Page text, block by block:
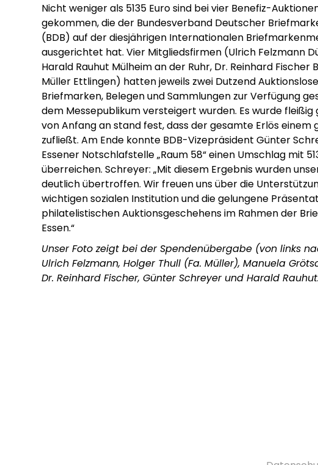
Nicht weniger als 5135 Euro sind bei vier Benefiz-
gekommen, die der Bundesverband Deutscher
(BDB) auf der diesjährigen Internationalen
ausgerichtet hat. Vier Mitgliedsfirmen (Ulrich Felzmann
Harald Rauhut Mülheim an der Ruhr, Dr. Reinhard Fischer
Müller Ettlingen) hatten jeweils zwei Dutzend
Briefmarken, Belegen und Sammlungen zur Verfügung
dem Messepublikum versteigert wurden. Es wurde fleißig
von Anfang an stand fest, dass der gesamte Erlös einem
zufließt. Am Ende konnte BDB-Vizepräsident Günter
Essener Notschlafstelle „Raum 58“ einen Umschlag mit
überreichen. Schreyer: „Mit diesem Ergebnis wurden
deutlich übertroffen. Wir freuen uns über die
wichtigen sozialen Institution und die gelungene
philatelistischen Auktionsgeschehens im Rahmen der
Essen.“
Unser Foto zeigt bei der Spendenübergabe (von links
Ulrich Felzmann, Holger Thull (Fa. Müller), Manuela
Dr. Reinhard Fischer, Günter Schreyer und Harald Rauhut.